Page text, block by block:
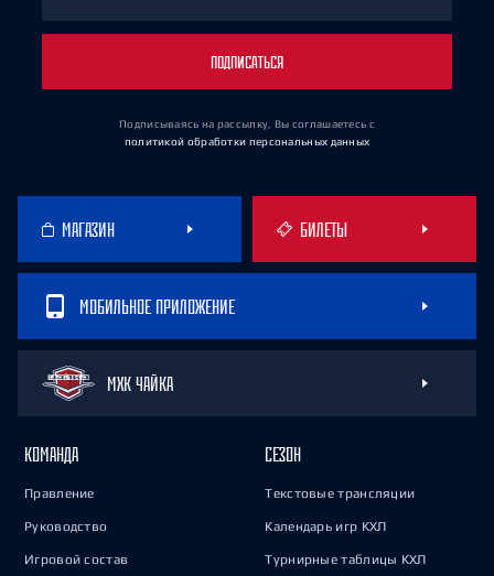
ПОДПИСАТЬСЯ
Подписываясь на рассылку, Вы соглашаетесь с
политикой обработки персональных данных
МАГАЗИН БИЛЕТЫ
МОБИЛЬНОЕ ПРИЛОЖЕНИЕ
МХК ЧАЙКА
КОМАНДА
Правление
Руководство
Игровой состав
СЕЗОН
Текстовые трансляции
Календарь игр КХЛ
Турнирные таблицы КХЛ